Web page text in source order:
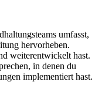
umfasst,
hervorheben.
weiterentwickelt hast.
in denen du
implementiert hast.